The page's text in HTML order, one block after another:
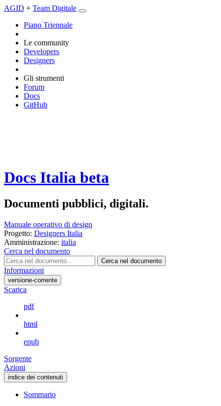
AGID + Team Digitale
Piano Triennale
Le community
Developers
Designers
Gli strumenti
Forum
Docs
GitHub
Docs Italia beta
Documenti pubblici, digitali.
Manuale operativo di design
Progetto: Designers Italia
Amministrazione: italia
Cerca nel documento
Cerca nel documento
Informazioni
versione-corrente
Scarica
pdf
html
epub
Sorgente
Azioni
indice dei contenuti
Sommario